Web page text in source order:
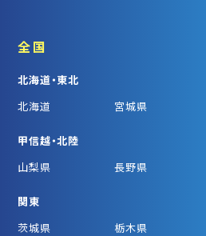
全国
北海道・東北
北海道
宮城県
甲信越・北陸
山梨県
長野県
関東
茨城県
栃木県